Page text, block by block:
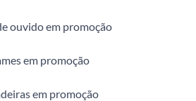
ouvido em promoção
em promoção
em promoção